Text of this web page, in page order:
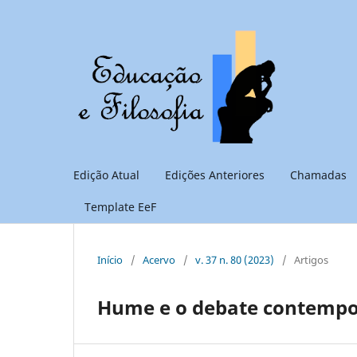
Edição Atual Edições Anteriores Chamadas
Template EeF
Início / Acervo / v. 37 n. 80 (2023) / Artigos
Hume e o debate